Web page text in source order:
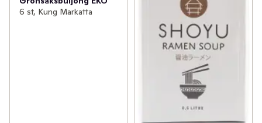
6 st, Kung Markatta